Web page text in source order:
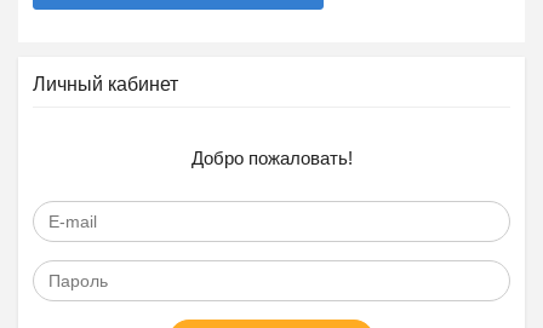
Личный кабинет
Добро пожаловать!